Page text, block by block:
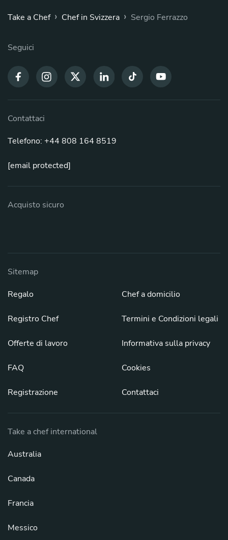
Take a Chef › Chef in Svizzera › Sergio Ferrazzo
Seguici
Contattaci
Telefono: +44 808 164 8519
[email protected]
Acquisto sicuro
Sitemap
Regalo
Registro Chef
Offerte di lavoro
FAQ
Registrazione
Chef a domicilio
Termini e Condizioni legali
Informativa sulla privacy
Cookies
Contattaci
Take a chef international
Australia
Canada
Francia
Messico